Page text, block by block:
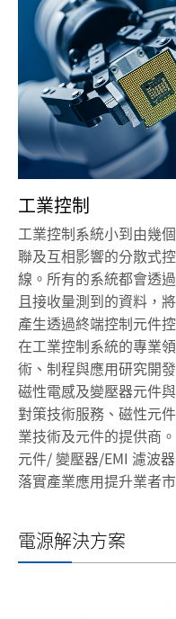
工業控制
工業控制系統小到由幾
聯及互相影響的分散式
線。所有的系統都會透
且接收量測到的資料，
產生透過終端控制元件
在工業控制系統的專業
術、制程與應用研究開
磁性電感及變壓器元件
對策技術服務、磁性元
業技術及元件的提供商
元件/ 變壓器/EMI 濾波
落實產業應用提升業者
電源解決方案